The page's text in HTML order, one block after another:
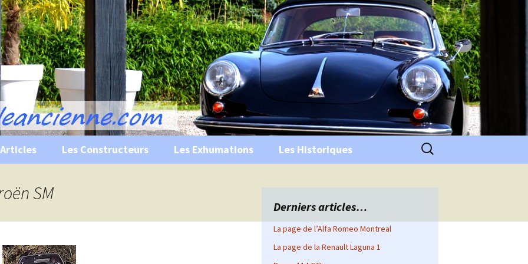
Ancienne
historiques …
Les Constructeurs Les Exhumations Les Historiques Rechercher :
SM
Derniers articles…
La page de l’Alfa Romeo Montreal
La page de la Renault Laguna 1